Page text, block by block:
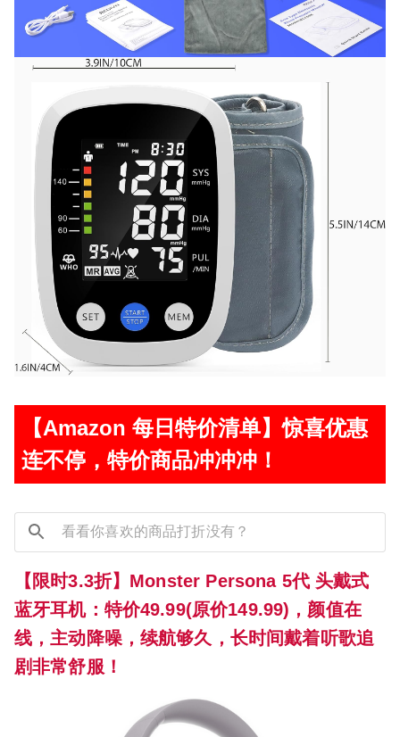
【Amazon 每日特价清单】惊喜优惠
连不停，特价商品冲冲冲！
【限时3.3折】Monster Persona 5代 头戴式
蓝牙耳机：特价49.99(原价149.99)，颜值在
线，主动降噪，续航够久，长时间戴着听歌追
剧非常舒服！